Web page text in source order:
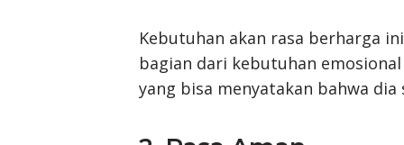
Kebutuhan akan rasa berharga
bagian dari kebutuhan
yang bisa menyatakan bahwa